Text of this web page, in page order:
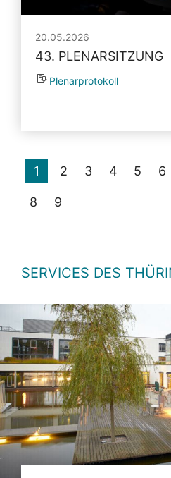
20.05.2026
43. PLENARSITZUNG
Plenarprotokoll
1 2 3 4 5 6
8 9
SERVICES DES